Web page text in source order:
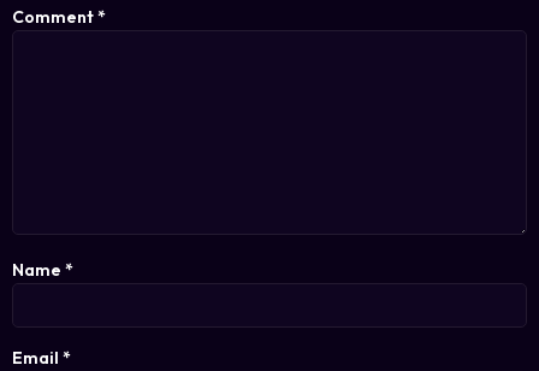
Comment*
Name *
Email *